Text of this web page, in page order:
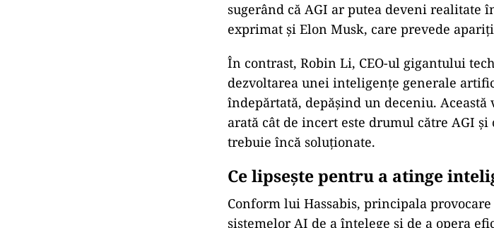
sugerând că AGI ar putea deveni realitate
exprimat și Elon Musk, care prevede
În contrast, Robin Li, CEO-ul gigantului
dezvoltarea unei inteligențe generale
îndepărtată, depășind un deceniu.
arată cât de incert este drumul către AGI
trebuie încă soluționate.
Ce lipsește pentru a atinge
Conform lui Hassabis, principala
sistemelor AI de a înțelege și de a opera